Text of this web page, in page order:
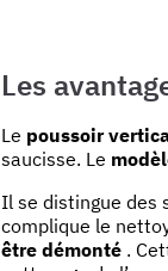
Les
Le poussoir
saucisse. Le
Il se distingue des
complique le
être démonté.